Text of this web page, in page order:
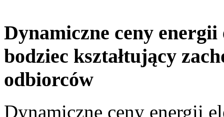
Dynamiczne ceny
bodziec kształtujący
odbiorców
Dynamiczne ceny energii